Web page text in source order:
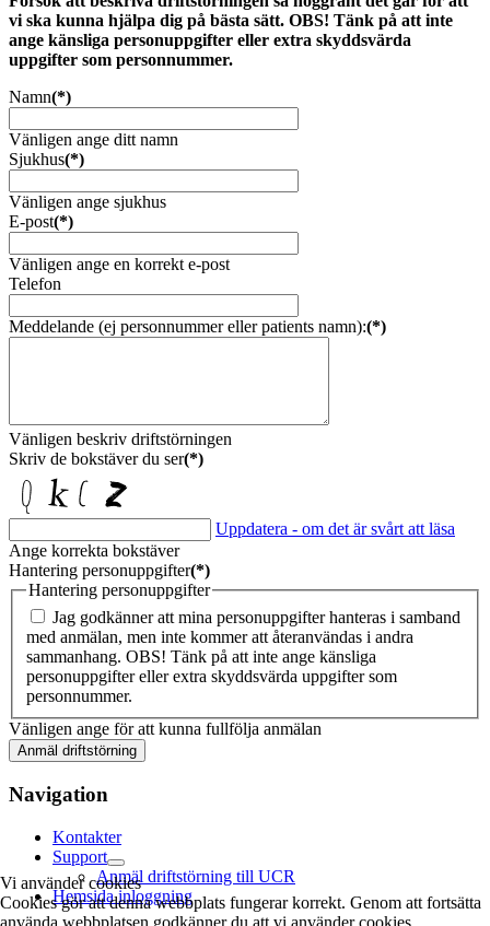
vi ska kunna hjälpa dig på bästa sätt. OBS! Tänk på att inte
ange känsliga personuppgifter eller extra skyddsvärda
uppgifter som personnummer.
Namn(*)
Vänligen ange ditt namn
Sjukhus(*)
Vänligen ange sjukhus
E-post(*)
Vänligen ange en korrekt e-post
Telefon
Meddelande (ej personnummer eller patients namn):(*)
Vänligen beskriv driftstörningen
Skriv de bokstäver du ser(*)
Uppdatera - om det är svårt att läsa
Ange korrekta bokstäver
Hantering personuppgifter(*)
Hantering personuppgifter
Jag godkänner att mina personuppgifter hanteras i samband
med anmälan, men inte kommer att återanvändas i andra
sammanhang. OBS! Tänk på att inte ange känsliga
personuppgifter eller extra skyddsvärda uppgifter som
personnummer.
Vänligen ange för att kunna fullfölja anmälan
Anmäl driftstörning
Navigation
Kontakter
Support
Anmäl driftstörning till UCR
Hemsida inloggning
Vi använder cookies
Cookies gör att denna webbplats fungerar korrekt. Genom att fortsätta
använda webbplatsen godkänner du att vi använder cookies.